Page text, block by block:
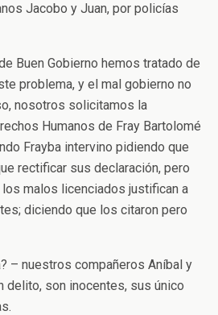
Jacobo y Juan, por policías
Buen Gobierno hemos tratado de
problema, y el mal gobierno no
nosotros solicitamos la
Humanos de Fray Bartolomé
Frayba intervino pidiendo que
rectificar sus declaración, pero
malos licenciados justifican a
diciendo que los citaron pero
– nuestros compañeros Aníbal y
delito, son inocentes, sus único